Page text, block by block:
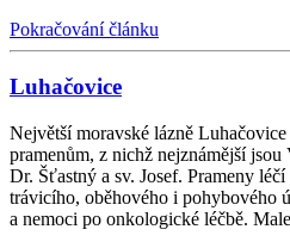
Pokračování článku
Luhačovice
Největší moravské lázně
pramenům, z nichž nejznámější
Dr. Šťastný a sv. Josef. Prameny
trávicího, oběhového i pohybového
a nemoci po onkologické léčbě.